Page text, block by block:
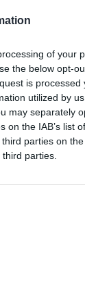
of your
the below opt-
is processed
utilized by
may separately
the IAB’s list
parties on the
parties.
LC1240M
Brother
https://
Brother
ul.
tel. (22)